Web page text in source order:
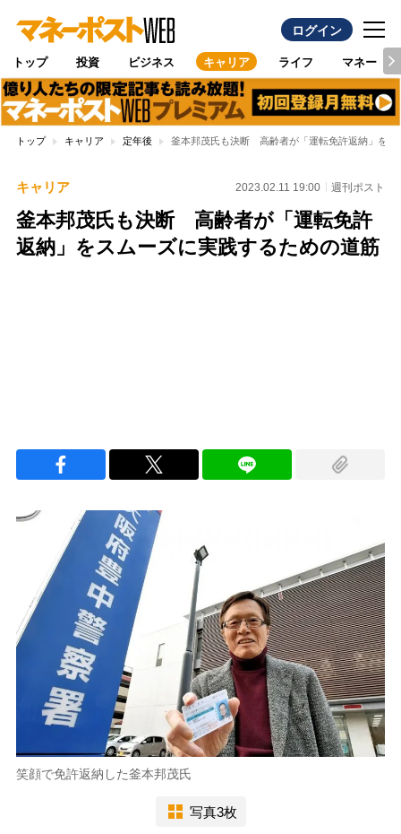
ログイン
トップ 投資 ビジネス キャリア ライフ マネー
トップ キャリア 定年後 釜本邦茂氏も決断 高齢者が「運転免許返納」をス
キャリア 2023.02.11 19:00 週刊ポスト
釜本邦茂氏も決断 高齢者が「運転免許
返納」をスムーズに実践するための道筋
笑顔で免許返納した釜本邦茂氏
写真3枚